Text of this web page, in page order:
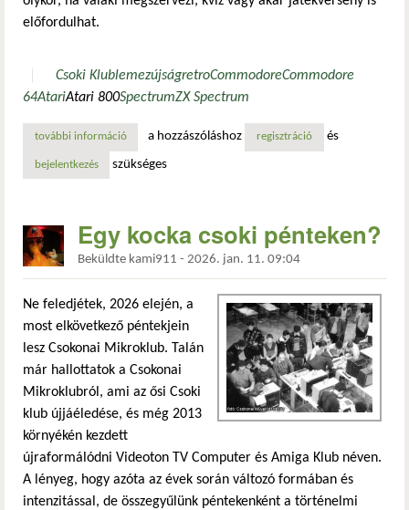
előfordulhat.
Csoki KlublemezújságretroCommodoreCommodore
64AtariAtari 800SpectrumZX Spectrum
további információma este is csokonai mikroklub tartalommal kapcsolatosan
a hozzászóláshoz regisztráció és
bejelentkezés szükséges
Egy kocka csoki pénteken?
Beküldte kami911 - 2026. jan. 11. 09:04
Ne feledjétek, 2026 elején, a
most elkövetkező péntekjein
lesz Csokonai Mikroklub. Talán
már hallottatok a Csokonai
Mikroklubról, ami az ősi Csoki
klub újjáéledése, és még 2013
környékén kezdett
újraformálódni Videoton TV Computer és Amiga Klub néven.
A lényeg, hogy azóta az évek során változó formában és
intenzitással, de összegyűlünk péntekenként a történelmi